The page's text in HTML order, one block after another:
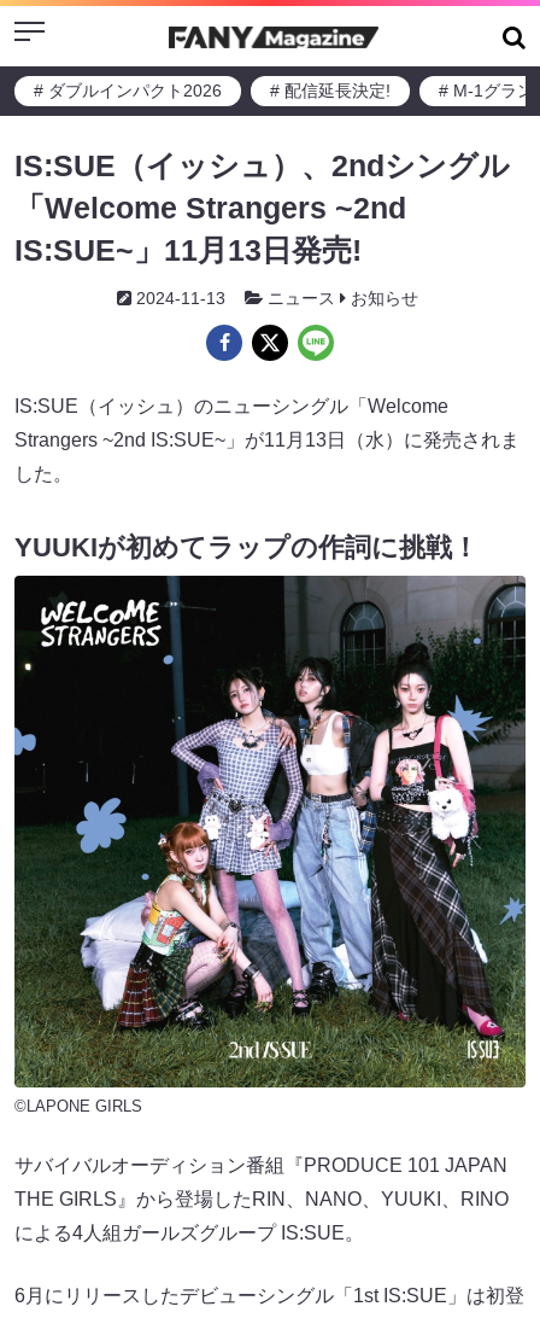
Menu
# ダブルインパクト2026 # 配信延長決定! # M-1グラン
IS:SUE（イッシュ）、2ndシングル
「Welcome Strangers ~2nd
IS:SUE~」11月13日発売!
2024-11-13 ニュース お知らせ
IS:SUE（イッシュ）のニューシングル「Welcome
Strangers ~2nd IS:SUE~」が11月13日（水）に発売されま
した。
YUUKIが初めてラップの作詞に挑戦！
©︎LAPONE GIRLS
サバイバルオーディション番組『PRODUCE 101 JAPAN
THE GIRLS』から登場したRIN、NANO、YUUKI、RINO
による4人組ガールズグループ IS:SUE。
6月にリリースしたデビューシングル「1st IS:SUE」は初登